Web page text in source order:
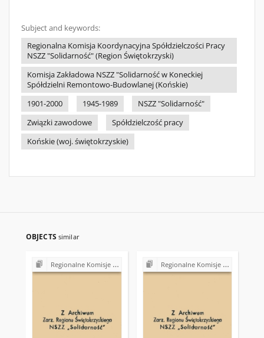
Subject and keywords:
Regionalna Komisja Koordynacyjna Spółdzielczości Pracy
NSZZ "Solidarność" (Region Świętokrzyski)
Komisja Zakładowa NSZZ "Solidarność w Koneckiej
Spółdzielni Remontowo-Budowlanej (Końskie)
1901-2000
1945-1989
NSZZ "Solidarność"
Związki zawodowe
Spółdzielczość pracy
Końskie (woj. świętokrzyskie)
OBJECTS similar
Regionalne Komisje Koordynacyjne NSZZ "Solidarność" Regionalne Komisje Koordynacyjne NSZZ "Solidarność"